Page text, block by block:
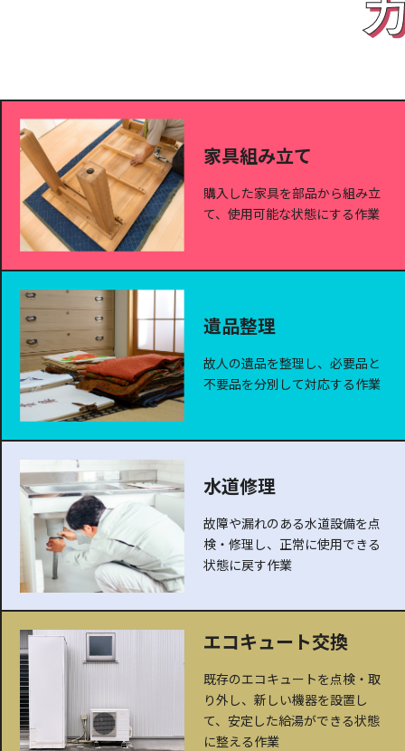
家具組み立て
購入した家具を部品から組み立
て、使用可能な状態にする作業
遺品整理
故人の遺品を整理し、必要品と
不要品を分別して対応する作業
水道修理
故障や漏れのある水道設備を点
検・修理し、正常に使用できる
状態に戻す作業
エコキュート交換
既存のエコキュートを点検・取
り外し、新しい機器を設置し
て、安定した給湯ができる状態
に整える作業